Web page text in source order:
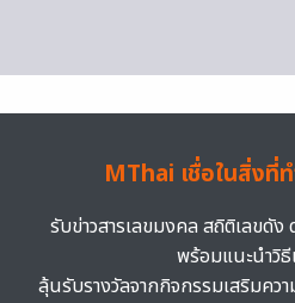
MThai เชื่อในสิ่งที่
รับข่าวสารเลขมงคล สถิติเลขดัง
พร้อมแนะนำวิธี
ลุ้นรับรางวัลจากกิจกรรมเสริมคว